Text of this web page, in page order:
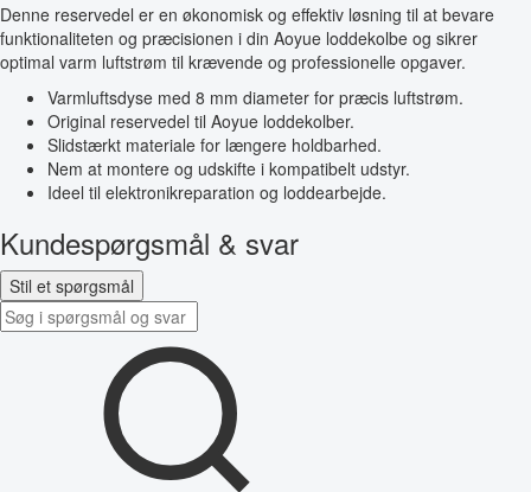
Denne reservedel er en økonomisk og effektiv løsning til at bevare
funktionaliteten og præcisionen i din Aoyue loddekolbe og sikrer
optimal varm luftstrøm til krævende og professionelle opgaver.
Varmluftsdyse med 8 mm diameter for præcis luftstrøm.
Original reservedel til Aoyue loddekolber.
Slidstærkt materiale for længere holdbarhed.
Nem at montere og udskifte i kompatibelt udstyr.
Ideel til elektronikreparation og loddearbejde.
Kundespørgsmål & svar
Stil et spørgsmål